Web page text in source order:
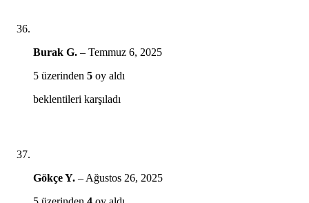
Burak G. – Temmuz 6, 2025
5 üzerinden 5 oy aldı
beklentileri karşıladı
Gökçe Y. – Ağustos 26, 2025